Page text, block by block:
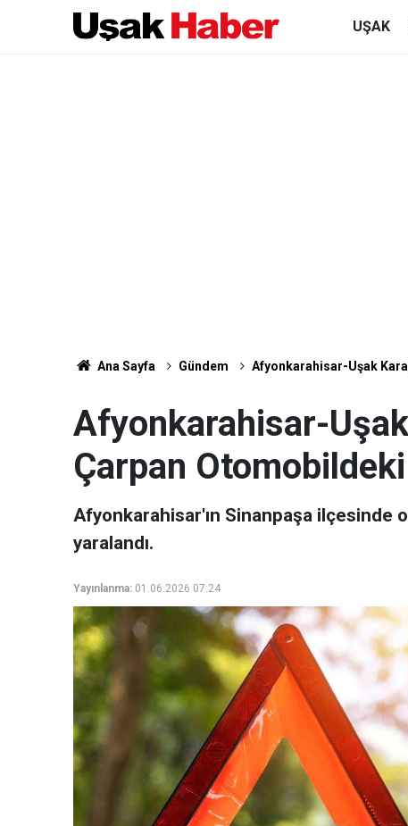
UŞAK
Ana Sayfa Gündem Afyonkarahisar-Uşak
Afyonkarahisar-
Çarpan
Afyonkarahisar'ın Sinanpaşa ilçesinde
yaralandı.
Yayınlanma: 01.06.2026 07:24